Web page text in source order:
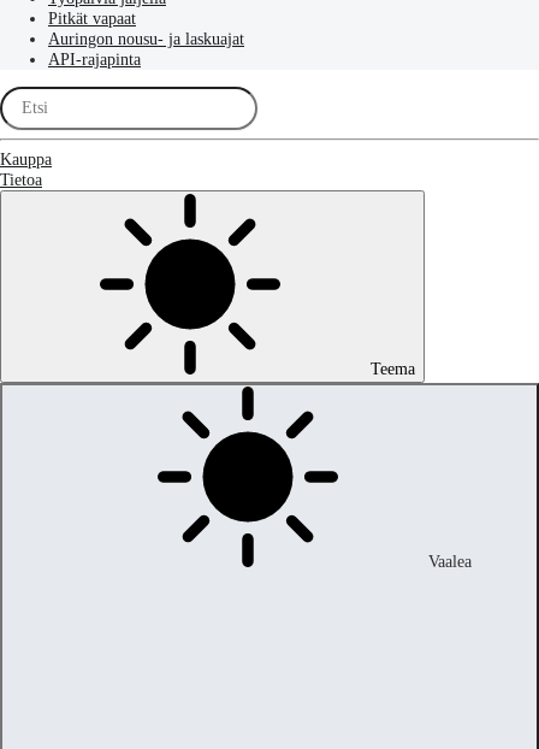
Pitkät vapaat
Auringon nousu- ja laskuajat
API-rajapinta
Kauppa
Tietoa
Teema
Vaalea